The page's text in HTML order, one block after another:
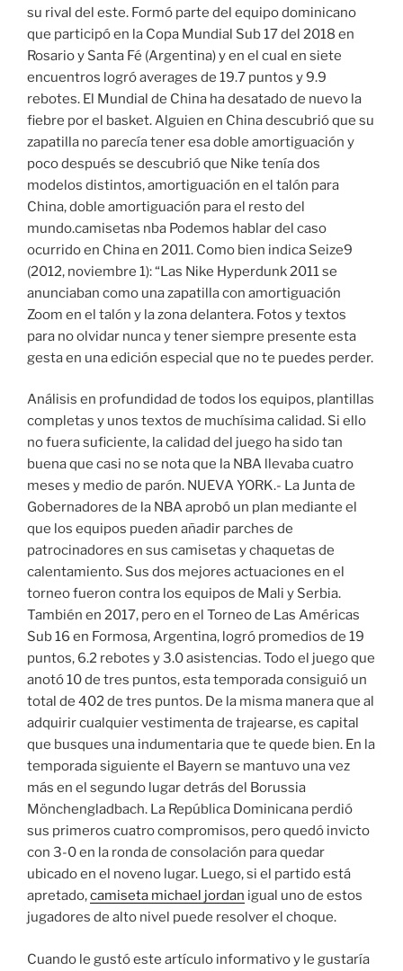
su rival del este. Formó parte del equipo dominicano
que participó en la Copa Mundial Sub 17 del 2018 en
Rosario y Santa Fé (Argentina) y en el cual en siete
encuentros logró averages de 19.7 puntos y 9.9
rebotes. El Mundial de China ha desatado de nuevo la
fiebre por el basket. Alguien en China descubrió que su
zapatilla no parecía tener esa doble amortiguación y
poco después se descubrió que Nike tenía dos
modelos distintos, amortiguación en el talón para
China, doble amortiguación para el resto del
mundo.camisetas nba Podemos hablar del caso
ocurrido en China en 2011. Como bien indica Seize9
(2012, noviembre 1): “Las Nike Hyperdunk 2011 se
anunciaban como una zapatilla con amortiguación
Zoom en el talón y la zona delantera. Fotos y textos
para no olvidar nunca y tener siempre presente esta
gesta en una edición especial que no te puedes perder.
Análisis en profundidad de todos los equipos, plantillas
completas y unos textos de muchísima calidad. Si ello
no fuera suficiente, la calidad del juego ha sido tan
buena que casi no se nota que la NBA llevaba cuatro
meses y medio de parón. NUEVA YORK.- La Junta de
Gobernadores de la NBA aprobó un plan mediante el
que los equipos pueden añadir parches de
patrocinadores en sus camisetas y chaquetas de
calentamiento. Sus dos mejores actua­ciones en el
torneo fueron contra los equipos de Mali y Serbia.
También en 2017, pero en el Torneo de Las Améri­cas
Sub 16 en Formosa, Ar­gentina, logró promedios de 19
puntos, 6.2 rebotes y 3.0 asistencias. Todo el juego que
anotó 10 de tres puntos, esta temporada consiguió un
total de 402 de tres puntos. De la misma manera que al
adquirir cualquier vestimenta de trajearse, es capital
que busques una indumentaria que te quede bien. En la
temporada siguiente el Bayern se mantuvo una vez
más en el segundo lugar detrás del Borussia
Mönchengladbach. La República Domini­cana perdió
sus primeros cuatro compromisos, pero quedó invicto
con 3-0 en la ronda de consolación para quedar
ubicado en el nove­no lugar. Luego, si el partido está
apretado,camiseta michael jordan igual uno de estos
jugadores de alto nivel puede resolver el choque.
Cuando le gustó este artículo informativo y le gustaría